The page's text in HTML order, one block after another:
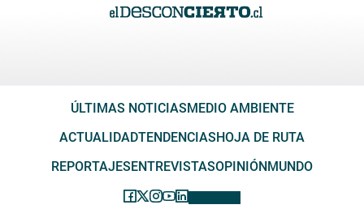
ÚLTIMAS NOTICIASMEDIO AMBIENTE
ACTUALIDADTENDENCIASHOJA DE RUTA
REPORTAJESENTREVISTASOPINIÓNMUNDO